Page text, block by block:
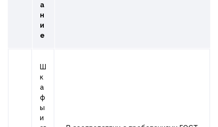
а
н
и
е
Ш
к
а
ф
ы
и